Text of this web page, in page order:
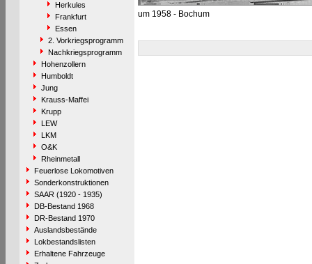
Herkules
Frankfurt
Essen
2. Vorkriegsprogramm
Nachkriegsprogramm
Hohenzollern
Humboldt
Jung
Krauss-Maffei
Krupp
LEW
LKM
O&K
Rheinmetall
Feuerlose Lokomotiven
Sonderkonstruktionen
SAAR (1920 - 1935)
DB-Bestand 1968
DR-Bestand 1970
Auslandsbestände
Lokbestandslisten
Erhaltene Fahrzeuge
um 1958 - Bochum